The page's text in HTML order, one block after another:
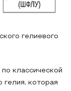
гелиевого
классической
гелия, которая